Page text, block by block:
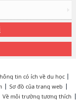
tin có ích về du học
Sơ đồ của trang web
Về môi trường tương thích